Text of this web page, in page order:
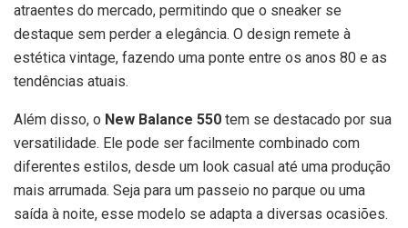
atraentes do mercado, permitindo que o sneaker se
destaque sem perder a elegância. O design remete à
estética vintage, fazendo uma ponte entre os anos 80 e as
tendências atuais.
Além disso, o New Balance 550 tem se destacado por sua
versatilidade. Ele pode ser facilmente combinado com
diferentes estilos, desde um look casual até uma produção
mais arrumada. Seja para um passeio no parque ou uma
saída à noite, esse modelo se adapta a diversas ocasiões.